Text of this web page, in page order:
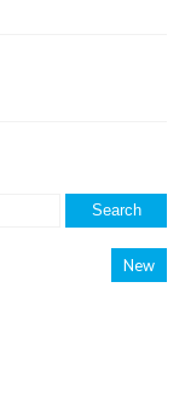
Search
New